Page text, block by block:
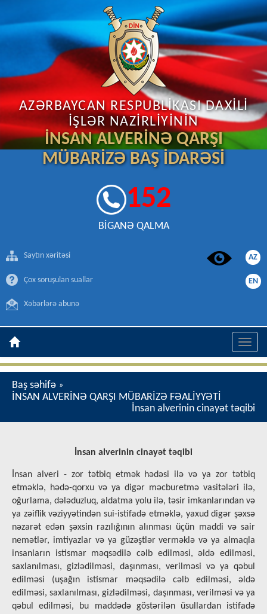
AZƏRBAYCAN RESPUBLİKASI DAXİLİ
İŞLƏR NAZİRLİYİNİN
İNSAN ALVERİNƏ QARŞI
MÜBARİZƏ BAŞ İDARƏSİ
152
BİGANƏ QALMA
Saytın xəritəsi
Çox soruşulan suallar
Xəbərlərə abunə
AZ
EN
Toggle
Baş səhifə »
İNSAN ALVERİNƏ QARŞI MÜBARİZƏ FƏALİYYƏTİ
İnsan alverinin cinayət təqibi
İnsan alverinin cinayət təqibi
İnsan alveri - zor tətbiq etmək hədəsi ilə və ya zor tətbiq
etməklə, hədə-qorxu və ya digər məcburetmə vasitələri ilə,
oğurlama, dələduzluq, aldatma yolu ilə, təsir imkanlarından və
ya zəiflik vəziyyətindən sui-istifadə etməklə, yaxud digər şəxsə
nəzarət edən şəxsin razılığının alınması üçün maddi və sair
nemətlər, imtiyazlar və ya güzəştlər verməklə və ya almaqla
insanların istismar məqsədilə cəlb edilməsi, əldə edilməsi,
saxlanılması, gizlədilməsi, daşınması, verilməsi və ya qəbul
edilməsi (uşağın istismar məqsədilə cəlb edilməsi, əldə
edilməsi, saxlanılması, gizlədilməsi, daşınması, verilməsi və ya
qəbul edilməsi, bu maddədə göstərilən üsullardan istifadə